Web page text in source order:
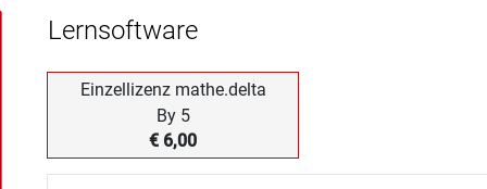
MedienbildungPolitik
Religion
Spanisch
Lernsoftware
Einzellizenz mathe.delta
By 5
€ 6,00